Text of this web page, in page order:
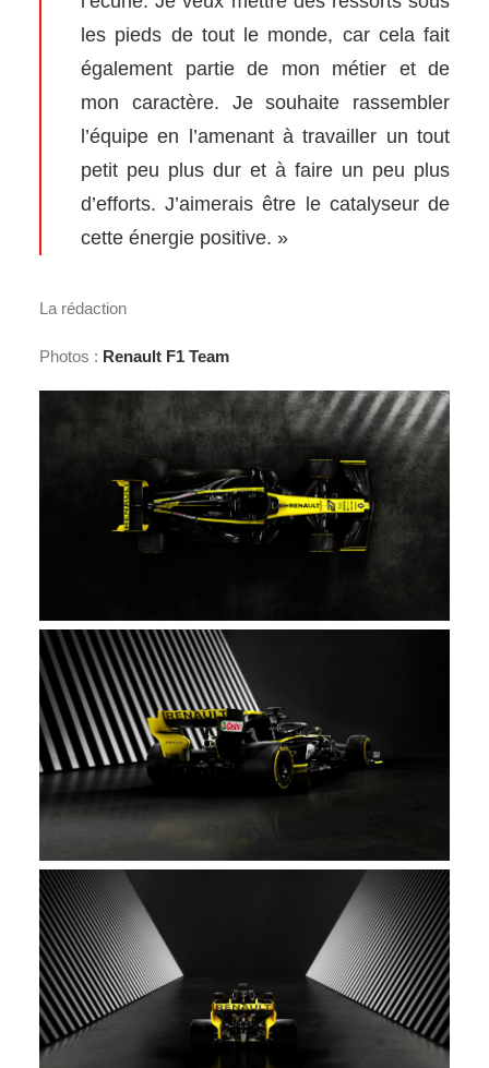
les pieds de tout le monde, car cela fait
également partie de mon métier et de
mon caractère. Je souhaite rassembler
l’équipe en l’amenant à travailler un tout
petit peu plus dur et à faire un peu plus
d’efforts. J’aimerais être le catalyseur de
cette énergie positive. »
La rédaction
Photos : Renault F1 Team